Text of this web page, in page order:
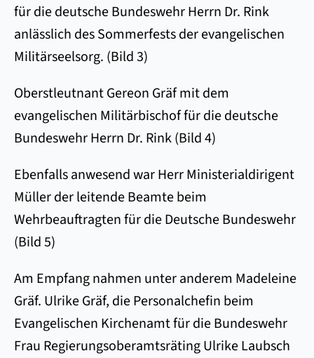
für die deutsche Bundeswehr Herrn Dr. Rink
anlässlich des Sommerfests der evangelischen
Militärseelsorg. (Bild 3)
Oberstleutnant Gereon Gräf mit dem
evangelischen Militärbischof für die deutsche
Bundeswehr Herrn Dr. Rink (Bild 4)
Ebenfalls anwesend war Herr Ministerialdirigent
Müller der leitende Beamte beim
Wehrbeauftragten für die Deutsche Bundeswehr
(Bild 5)
Am Empfang nahmen unter anderem Madeleine
Gräf. Ulrike Gräf, die Personalchefin beim
Evangelischen Kirchenamt für die Bundeswehr
Frau Regierungsoberamtsräting Ulrike Laubsch